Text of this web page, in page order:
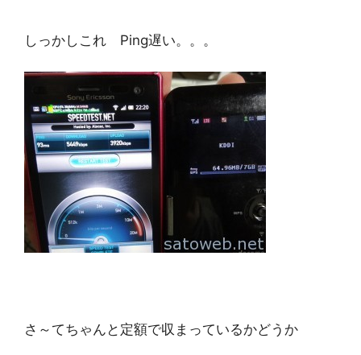
しっかしこれ Ping遅い。。。
さ～てちゃんと定額で収まっているかどうか